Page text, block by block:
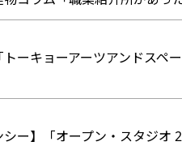
トーキョーアーツアンドス
シー】「オープン・スタジ